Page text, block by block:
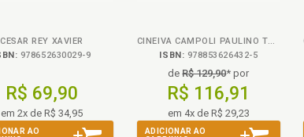
CESAR REY XAVIER
978652630029-9
R$ 69,90
em 2x de R$ 34,95
AO
CINEIVA CAMPOLI PAULINO TONO
ISBN: 978853626432-5
deR$ 129,90* por
R$ 116,91
em 4x de R$ 29,23
ADICIONAR AO